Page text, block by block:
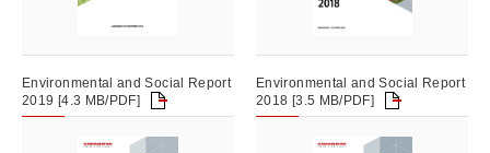
Environmental and Social Report
2019 [4.3 MB/PDF]
Environmental and Social Report
2018 [3.5 MB/PDF]